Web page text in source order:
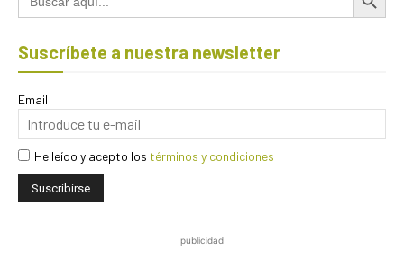
Suscríbete a nuestra newsletter
Email
He leído y acepto los términos y condiciones
publicidad